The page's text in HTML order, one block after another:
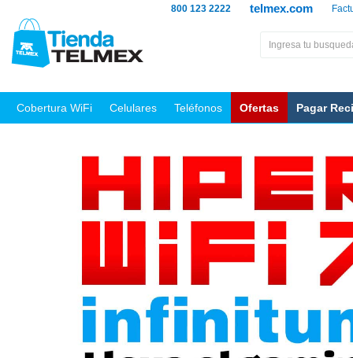
telmex.com
800 123 2222
Cobertura WiFi Celulares Teléfonos Ofertas Pagar